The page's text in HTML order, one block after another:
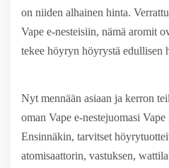
on niiden alhainen hinta.
Vape e-nesteisiin, nämä aromit
tekee höyryn höyrystä edullisen
Nyt mennään asiaan ja kerron
oman Vape e-nestejuomasi
Ensinnäkin, tarvitset
atomisaattorin, vastuksen,